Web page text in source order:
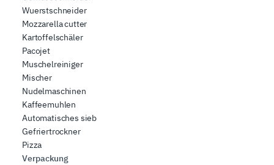
Wuerstschneider
Mozzarella cutter
Kartoffelschäler
Pacojet
Muschelreiniger
Mischer
Nudelmaschinen
Kaffeemuhlen
Automatisches sieb
Gefriertrockner
Pizza
Verpackung